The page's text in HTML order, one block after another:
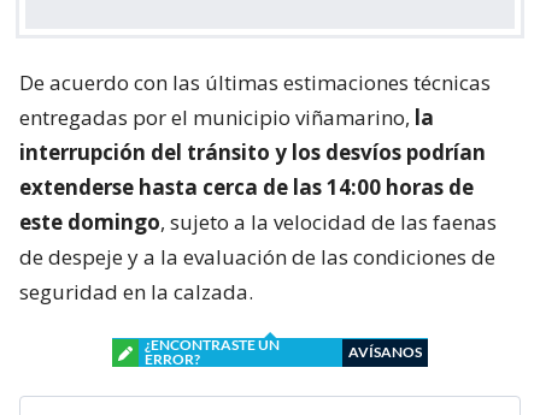
De acuerdo con las últimas estimaciones técnicas
entregadas por el municipio viñamarino, la
interrupción del tránsito y los desvíos podrían
extenderse hasta cerca de las 14:00 horas de
este domingo, sujeto a la velocidad de las faenas
de despeje y a la evaluación de las condiciones de
seguridad en la calzada.
¿ENCONTRASTE UN
ERROR?
AVÍSANOS